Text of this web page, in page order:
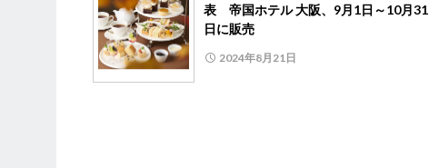
表 帝国ホテル 大阪、9月1日～10月31
日に販売
2024年8月21日